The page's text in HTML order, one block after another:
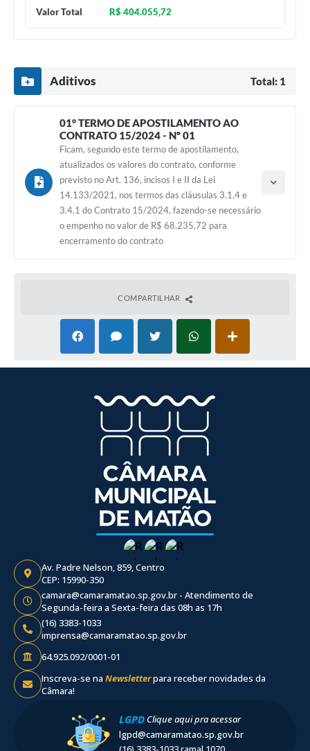
Valor Total R$ 404.055,72
Aditivos Total: 1
01° TERMO DE APOSTILAMENTO AO
CONTRATO 15/2024 - Nº 01
Ficam, segundo este termo de apostilamento,
atualizados os valores do contrato, conforme
previsto no Art. 136, incisos I e II da Lei
14.133/2021, nos termos das cláusulas 3.1.4 e
3.4.1 do Contrato 15/2024, fazendo-se necessário
o empenho no valor de R$ 68.235,72 para
encerramento do contrato
Tipo do termo: Termo de Apostilamento
R$ 68.235,72
COMPARTILHAR
Av. Padre Nelson, 859, Centro
CEP: 15990-350
(16) 3383-1033
imprensa@camaramatao.sp.gov.br
camara@camaramatao.sp.gov.br - Atendimento de
Segunda-feira a Sexta-feira das 08h as 17h
64.925.092/0001-01
Inscreva-se na Newsletterpara receber novidades da
Câmara!
LGPD Clique aqui pra acessar
lgpd@camaramatao.sp.gov.br